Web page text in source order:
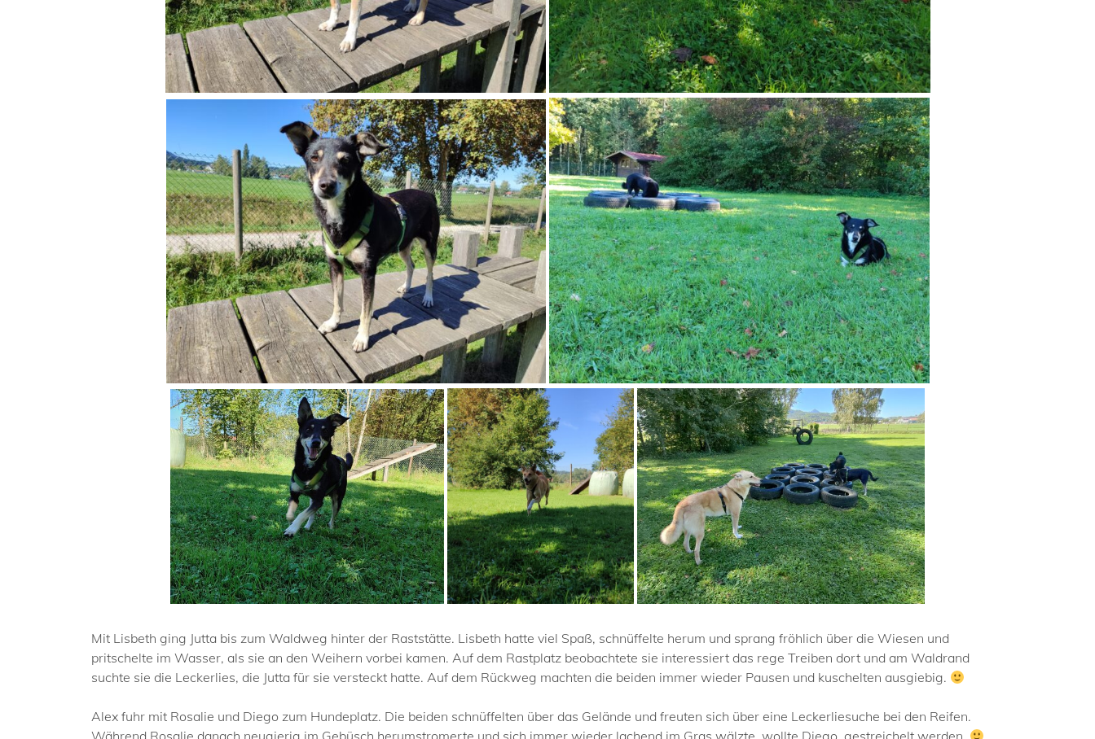
Mit Lisbeth ging Jutta bis zum Waldweg hinter der Raststätte. Lisbeth hatte viel Spaß, schnüffelte herum und sprang fröhlich über die Wiesen und
pritschelte im Wasser, als sie an den Weihern vorbei kamen. Auf dem Rastplatz beobachtete sie interessiert das rege Treiben dort und am Waldrand
suchte sie die Leckerlies, die Jutta für sie versteckt hatte. Auf dem Rückweg machten die beiden immer wieder Pausen und kuschelten ausgiebig.
Alex fuhr mit Rosalie und Diego zum Hundeplatz. Die beiden schnüffelten über das Gelände und freuten sich über eine Leckerliesuche bei den Reifen.
Während Rosalie danach neugierig im Gebüsch herumstromerte und sich immer wieder lachend im Gras wälzte, wollte Diego gestreichelt werden.